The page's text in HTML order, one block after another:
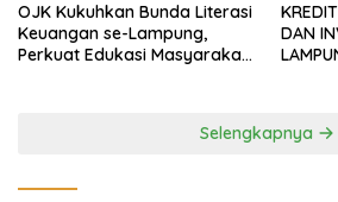
OJK Kukuhkan Bunda Literasi
Keuangan se-Lampung,
Perkuat Edukasi Masyarakat
DAN
Selengkapnya